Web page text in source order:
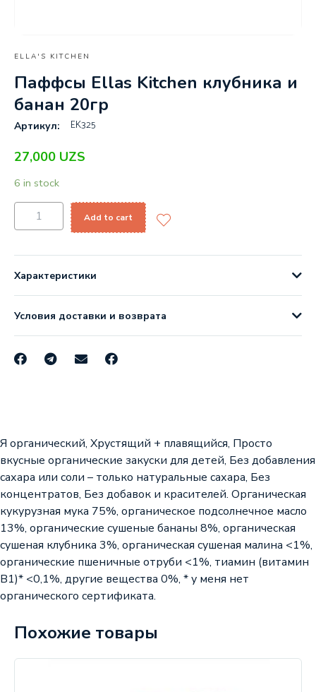
ELLA'S KITCHEN
Паффсы Ellas Kitchen клубника и
банан 20гр
Артикул: EK325
27,000 UZS
6 in stock
Add to cart
Характеристики
Условия доставки и возврата
Я органический, Хрустящий + плавящийся, Просто
вкусные органические закуски для детей, Без добавления
сахара или соли – только натуральные сахара, Без
концентратов, Без добавок и красителей. Органическая
кукурузная мука 75%, органическое подсолнечное масло
13%, органические сушеные бананы 8%, органическая
сушеная клубника 3%, органическая сушеная малина <1%,
органические пшеничные отруби <1%, тиамин (витамин
B1)* <0,1%, другие вещества 0%, * у меня нет
органического сертификата.
Похожие товары